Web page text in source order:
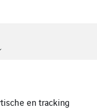
binnenklimaat.
en tracking